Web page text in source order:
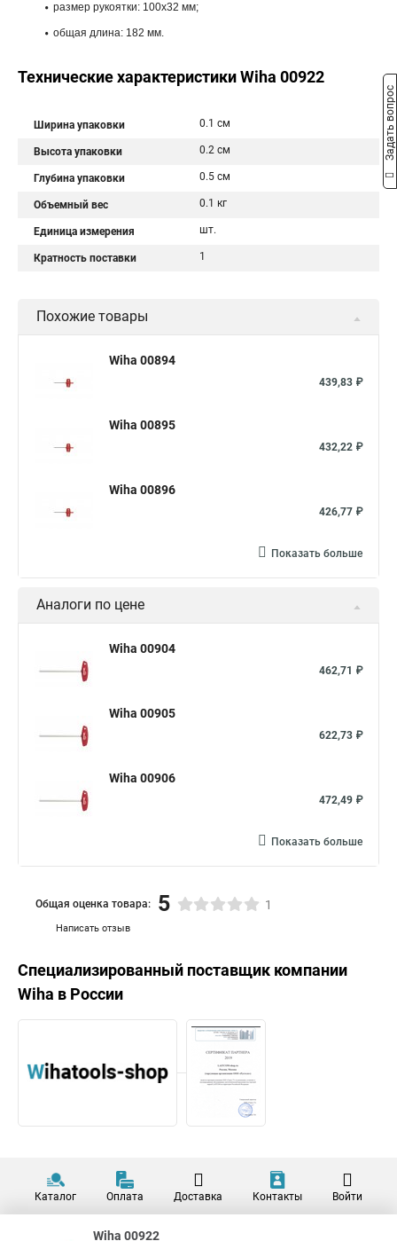
размер рукоятки: 100x32 мм;
общая длина: 182 мм.
Технические характеристики Wiha 00922
Ширина упаковки 0.1 см
Высота упаковки 0.2 см
Глубина упаковки 0.5 см
Объемный вес 0.1 кг
Единица измерения шт.
Кратность поставки 1
Похожие товары
Wiha 00894
439,83 ₽
Wiha 00895
432,22 ₽
Wiha 00896
426,77 ₽
Показать больше
Аналоги по цене
Wiha 00904
462,71 ₽
Wiha 00905
622,73 ₽
Wiha 00906
472,49 ₽
Показать больше
Написать отзыв
Общая оценка товара: 5 1
Специализированный поставщик компании
Wiha в России
Каталог Оплата Доставка Контакты Войти
Wiha 00922
Задать вопрос